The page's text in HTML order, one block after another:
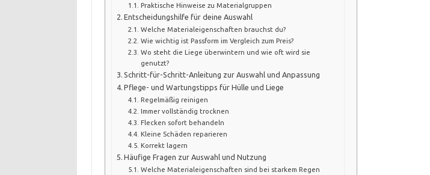
Praktische Hinweise zu Materialgruppen
Entscheidungshilfe für deine Auswahl
Welche Materialeigenschaften brauchst du?
Wie wichtig ist Passform im Vergleich zum Preis?
Wo steht die Liege überwintern und wie oft wird sie
genutzt?
Schritt-für-Schritt-Anleitung zur Auswahl und Anpassung
Pflege- und Wartungstipps für Hülle und Liege
Regelmäßig reinigen
Immer vollständig trocknen
Flecken sofort behandeln
Kleine Schäden reparieren
Korrekt lagern
Häufige Fragen zur Auswahl und Nutzung
Welche Materialeigenschaften sind bei starkem Regen